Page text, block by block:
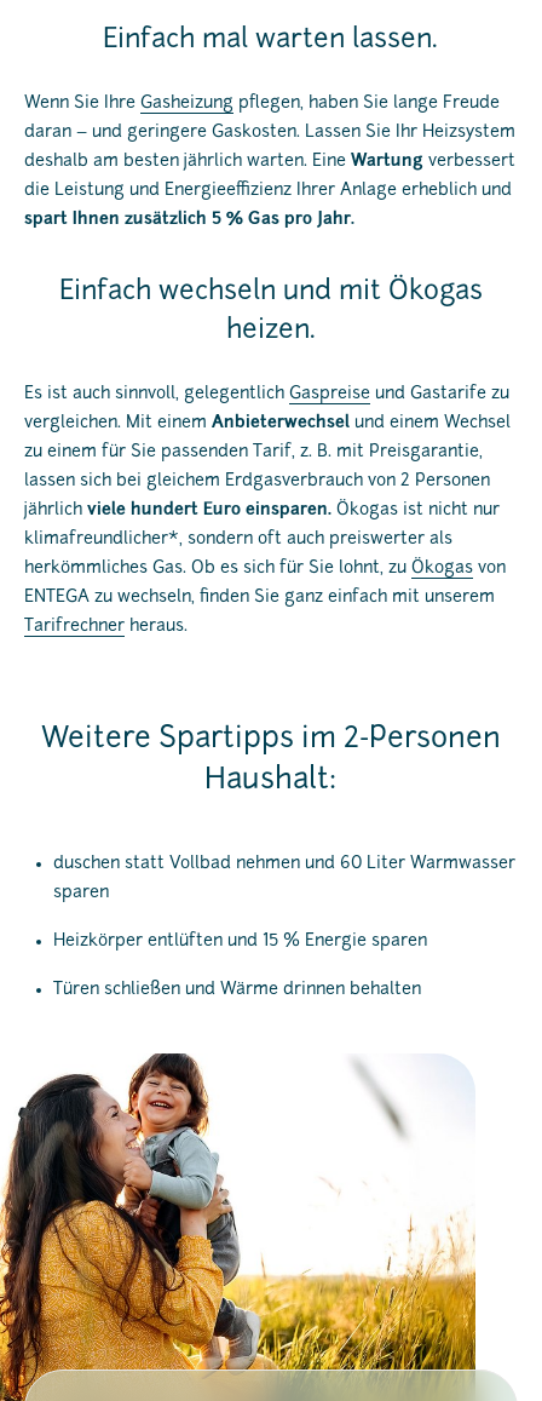
Einfach mal warten lassen.
Wenn Sie Ihre Gasheizung pflegen, haben Sie lange Freude
daran – und geringere Gaskosten. Lassen Sie Ihr Heizsystem
deshalb am besten jährlich warten. Eine Wartung verbessert
die Leistung und Energieeffizienz Ihrer Anlage erheblich und
spart Ihnen zusätzlich 5 % Gas pro Jahr.
Einfach wechseln und mit Ökogas
heizen.
Es ist auch sinnvoll, gelegentlich Gaspreise und Gastarife zu
vergleichen. Mit einem Anbieterwechsel und einem Wechsel
zu einem für Sie passenden Tarif, z. B. mit Preisgarantie,
lassen sich bei gleichem Erdgasverbrauch von 2 Personen
jährlich viele hundert Euro einsparen. Ökogas ist nicht nur
klimafreundlicher*, sondern oft auch preiswerter als
herkömmliches Gas. Ob es sich für Sie lohnt, zu Ökogas von
ENTEGA zu wechseln, finden Sie ganz einfach mit unserem
Tarifrechner heraus.
Weitere Spartipps im 2-Personen
Haushalt:
duschen statt Vollbad nehmen und 60 Liter Warmwasser
sparen
Heizkörper entlüften und 15 % Energie sparen
Türen schließen und Wärme drinnen behalten